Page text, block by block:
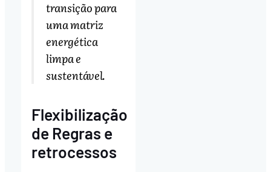
transição para
uma matriz
energética
limpa e
sustentável.
Flexibilização
de Regras e
retrocessos